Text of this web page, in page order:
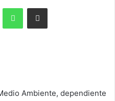
WhatsAppShare via Email
Ambiente, dependiente